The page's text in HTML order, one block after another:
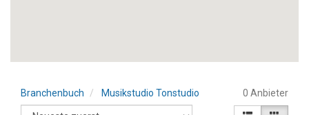
Branchenbuch Musikstudio Tonstudio 0 Anbieter